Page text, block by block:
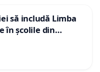
să includă Limba
în școlile din